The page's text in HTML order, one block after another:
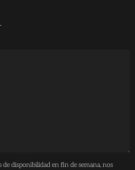
disponibilidad en fin de semana, nos